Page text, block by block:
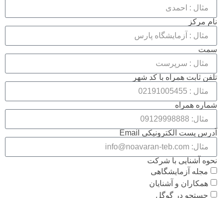
نام مرکز
سمت
تلفن ثابت همراه با کد شهر
شماره همراه
آدرس پست الکترونیکی Email
نحوه آشنایی با شرکت
مجله آزمایشگاهی
همکاران و آشنایان
جستجو در گوگل